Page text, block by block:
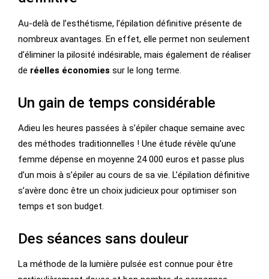
Au-delà de l’esthétisme, l’épilation définitive présente de
nombreux avantages. En effet, elle permet non seulement
d’éliminer la pilosité indésirable, mais également de réaliser
de réelles économies sur le long terme.
Un gain de temps considérable
Adieu les heures passées à s’épiler chaque semaine avec
des méthodes traditionnelles ! Une étude révèle qu’une
femme dépense en moyenne 24 000 euros et passe plus
d’un mois à s’épiler au cours de sa vie. L’épilation définitive
s’avère donc être un choix judicieux pour optimiser son
temps et son budget.
Des séances sans douleur
La méthode de la lumière pulsée est connue pour être